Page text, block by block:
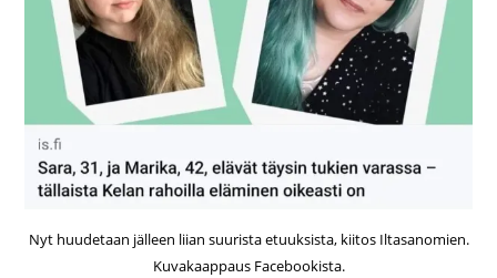
Nyt huudetaan jälleen liian suurista etuuksista, kiitos Iltasanomien.
Kuvakaappaus Facebookista.